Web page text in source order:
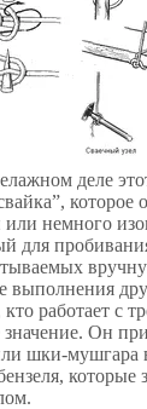
деле
немного
для
выполнения
работает с
Он
шки-мушгара
которые